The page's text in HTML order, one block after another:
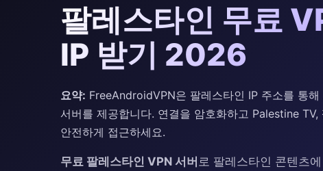
팔레스타인 무료
IP 받기 2026
요약: FreeAndroidVPN은 팔레스타인 IP 주소를 통
서버를 제공합니다. 연결을 암호화하고 Palestine
안전하게 접근하세요.
무료 팔레스타인 VPN 서버 로 팔레스타인 콘텐츠